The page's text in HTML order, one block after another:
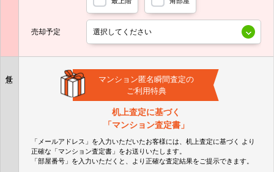
売却予定
マンション匿名瞬間査定の
ご利用特典
机上査定に基づく
「マンション査定書」
「メールアドレス」を入力いただいたお客様には、机上査定に基づく
より
正確な 「マンション査定書」 をお送りいたします。
「部屋番号」を入力いただくと、より正確な査定結果をご提示できます。